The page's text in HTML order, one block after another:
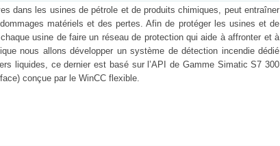
dans les usines de pétrole et de produits chimiques, peut entraîner
matériels et des pertes. Afin de protéger les usines et de
usine de faire un réseau de protection qui aide à affronter et à
nous allons développer un système de détection incendie dédié
liquides, ce dernier est basé sur l’API de Gamme Simatic S7 300
conçue par le WinCC flexible.